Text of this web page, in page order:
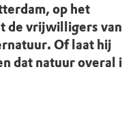
op het
de vrijwilligers van
Of laat hij
dat natuur overal